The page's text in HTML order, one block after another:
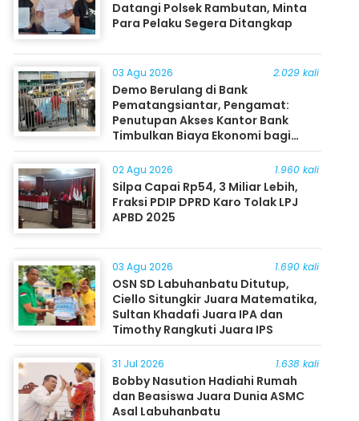
Datangi Polsek Rambutan, Minta
Para Pelaku Segera Ditangkap
03 Agu 2026 2.029 kali
Demo Berulang di Bank
Pematangsiantar, Pengamat:
Penutupan Akses Kantor Bank
Timbulkan Biaya Ekonomi bagi
Masyarakat
02 Agu 2026 1.960 kali
Silpa Capai Rp54, 3 Miliar Lebih,
Fraksi PDIP DPRD Karo Tolak LPJ
APBD 2025
03 Agu 2026 1.690 kali
OSN SD Labuhanbatu Ditutup,
Ciello Situngkir Juara Matematika,
Sultan Khadafi Juara IPA dan
Timothy Rangkuti Juara IPS
31 Jul 2026 1.638 kali
Bobby Nasution Hadiahi Rumah
dan Beasiswa Juara Dunia ASMC
Asal Labuhanbatu